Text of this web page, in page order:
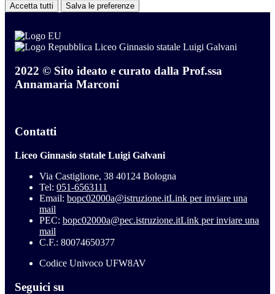
Accetta tutti Salva le preferenze
Liceo Ginnasio statale Luigi Galvani
2022 © Sito ideato e curato dalla Prof.ssa
Annamaria Marconi
Contatti
Liceo Ginnasio statale Luigi Galvani
Via Castiglione, 38 40124 Bologna
Tel: 051-6563111
Email: bopc02000a@istruzione.itLink per inviare una
mail
PEC: bopc02000a@pec.istruzione.itLink per inviare una
mail
C.F.: 80074650377
Codice Univoco UFW8AV
Seguici su